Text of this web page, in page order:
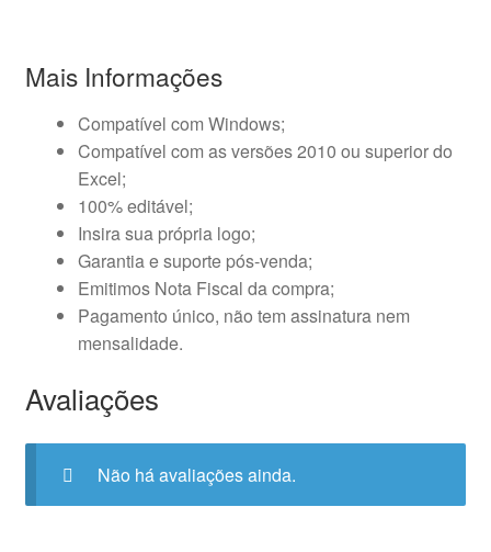
Mais Informações
Compatível com Windows;
Compatível com as versões 2010 ou superior do
Excel;
100% editável;
Insira sua própria logo;
Garantia e suporte pós-venda;
Emitimos Nota Fiscal da compra;
Pagamento único, não tem assinatura nem
mensalidade.
Avaliações
Não há avaliações ainda.